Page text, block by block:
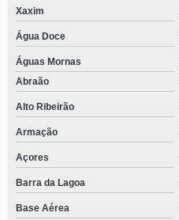
Xaxim
Água Doce
Águas Mornas
Abraão
Alto Ribeirão
Armação
Açores
Barra da Lagoa
Base Aérea